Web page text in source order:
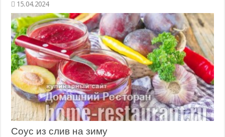
15.04.2024
Соус из слив на зиму